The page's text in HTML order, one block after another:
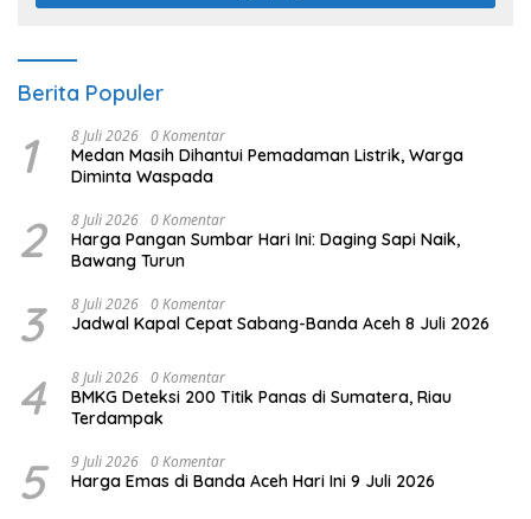
Berita Populer
1 8 Juli 2026 0 Komentar
Medan Masih Dihantui Pemadaman Listrik, Warga
Diminta Waspada
2 8 Juli 2026 0 Komentar
Harga Pangan Sumbar Hari Ini: Daging Sapi Naik,
Bawang Turun
3 8 Juli 2026 0 Komentar
Jadwal Kapal Cepat Sabang-Banda Aceh 8 Juli 2026
4 8 Juli 2026 0 Komentar
BMKG Deteksi 200 Titik Panas di Sumatera, Riau
Terdampak
5 9 Juli 2026 0 Komentar
Harga Emas di Banda Aceh Hari Ini 9 Juli 2026